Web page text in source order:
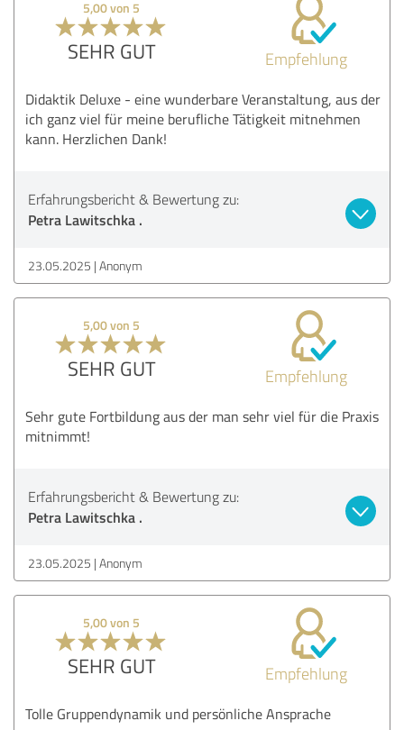
5,00 von 5
SEHR GUT Empfehlung
Didaktik Deluxe - eine wunderbare Veranstaltung, aus der
ich ganz viel für meine berufliche Tätigkeit mitnehmen
kann. Herzlichen Dank!
Erfahrungsbericht & Bewertung zu:
Petra Lawitschka .
23.05.2025 Anonym
5,00 von 5
SEHR GUT Empfehlung
Sehr gute Fortbildung aus der man sehr viel für die Praxis
mitnimmt!
Erfahrungsbericht & Bewertung zu:
Petra Lawitschka .
23.05.2025 Anonym
5,00 von 5
SEHR GUT Empfehlung
Tolle Gruppendynamik und persönliche Ansprache